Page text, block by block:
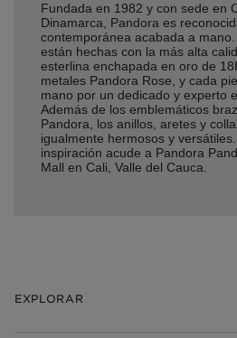
Fundada en 1982 y con sede en
Dinamarca, Pandora es
contemporánea acabada a
están hechas con la más alta
esterlina enchapada en oro de
metales Pandora Rose, y cada
mano por un dedicado y experto
Además de los emblemáticos
Pandora, los anillos, aretes y
igualmente hermosos y
inspiración acude a Pandora
Mall en Cali, Valle del Cauca.
EXPLORAR